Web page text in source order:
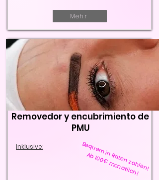
Mehr
Removedor y encubrimiento de
PMU
Inklusive: Bequem in Raten zahlen!
Ab 100€ monatlich!